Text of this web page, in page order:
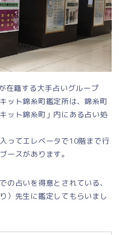
在籍する大手占いグループ
ット錦糸町鑑定所は、錦糸町
ット錦糸町」内にある占い処
ってエレベータで10階まで行
ースがあります。
の占いを得意とされている、
）先生に鑑定してもらいまし